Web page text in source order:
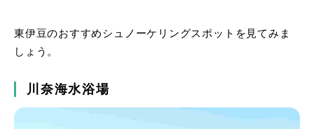
東伊豆のおすすめシュノーケリングスポットを見てみま
しょう。
川奈海水浴場